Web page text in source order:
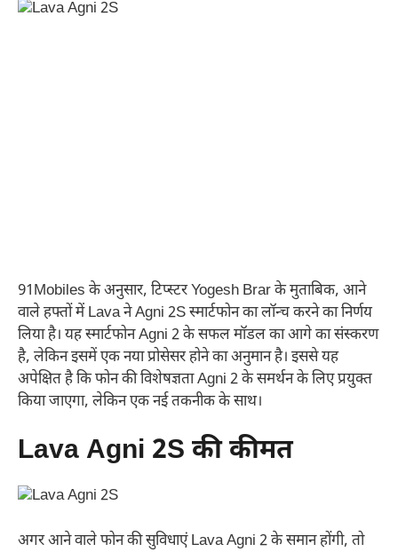
91Mobiles के अनुसार, टिप्स्टर Yogesh Brar के मुताबिक, आने
वाले हफ्तों में Lava ने Agni 2S स्मार्टफोन का लॉन्च करने का निर्णय
लिया है। यह स्मार्टफोन Agni 2 के सफल मॉडल का आगे का संस्करण
है, लेकिन इसमें एक नया प्रोसेसर होने का अनुमान है। इससे यह
अपेक्षित है कि फोन की विशेषज्ञता Agni 2 के समर्थन के लिए प्रयुक्त
किया जाएगा, लेकिन एक नई तकनीक के साथ।
Lava Agni 2S की कीमत
अगर आने वाले फोन की सुविधाएं Lava Agni 2 के समान होंगी, तो